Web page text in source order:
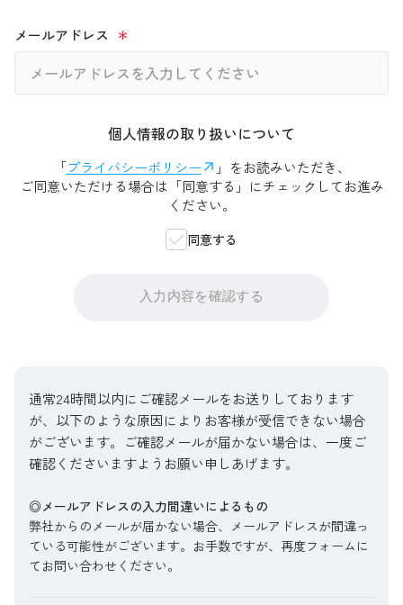
メールアドレス
個人情報の取り扱いについて
「プライバシーポリシー
」をお読みいただき、
ご同意いただける場合は「同意する」にチェックしてお進み
ください。
同意する
入力内容を確認する
通常24時間以内にご確認メールをお送りしております
が、以下のような原因によりお客様が受信できない場合
がございます。ご確認メールが届かない場合は、一度ご
確認くださいますようお願い申しあげます。
◎メールアドレスの入力間違いによるもの
弊社からのメールが届かない場合、メールアドレスが間違っ
ている可能性がございます。お手数ですが、再度フォームに
てお問い合わせください。